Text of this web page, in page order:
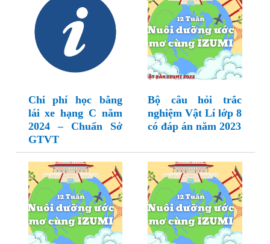
Chi phí học bằng
lái xe hạng C năm
2024 – Chuẩn Sở
GTVT
Bộ câu hỏi trắc
nghiệm Vật Lí lớp 8
có đáp án năm 2023